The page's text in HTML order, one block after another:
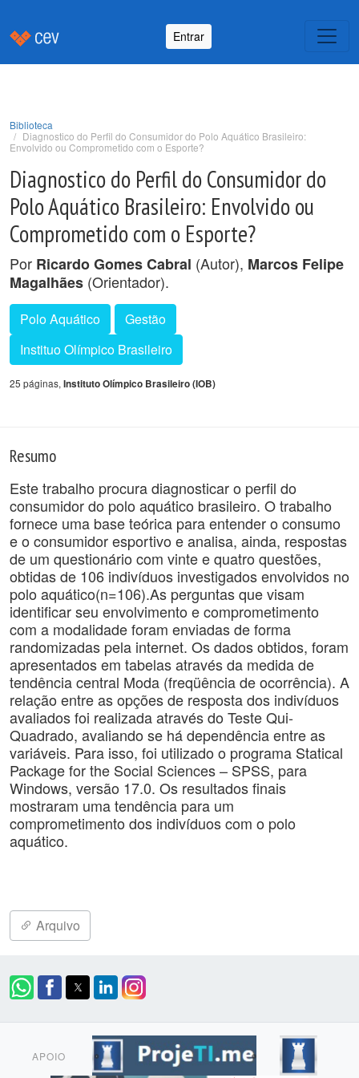
Entrar
Biblioteca
Diagnostico do Perfil do Consumidor do Polo Aquático Brasileiro:
Envolvido ou Comprometido com o Esporte?
Diagnostico do Perfil do Consumidor do
Polo Aquático Brasileiro: Envolvido ou
Comprometido com o Esporte?
Por Ricardo Gomes Cabral (Autor), Marcos Felipe
Magalhães (Orientador).
Polo Aquático
Gestão
Instituo Olímpico Brasileiro
25 páginas, Instituto Olímpico Brasileiro (IOB)
Resumo
Este trabalho procura diagnosticar o perfil do
consumidor do polo aquático brasileiro. O trabalho
fornece uma base teórica para entender o consumo
e o consumidor esportivo e analisa, ainda, respostas
de um questionário com vinte e quatro questões,
obtidas de 106 indivíduos investigados envolvidos no
polo aquático(n=106).As perguntas que visam
identificar seu envolvimento e comprometimento
com a modalidade foram enviadas de forma
randomizadas pela internet. Os dados obtidos, foram
apresentados em tabelas através da medida de
tendência central Moda (freqüência de ocorrência). A
relação entre as opções de resposta dos indivíduos
avaliados foi realizada através do Teste Qui-
Quadrado, avaliando se há dependência entre as
variáveis. Para isso, foi utilizado o programa Statical
Package for the Social Sciences – SPSS, para
Windows, versão 17.0. Os resultados finais
mostraram uma tendência para um
comprometimento dos indivíduos com o polo
aquático.
Arquivo
APOIO